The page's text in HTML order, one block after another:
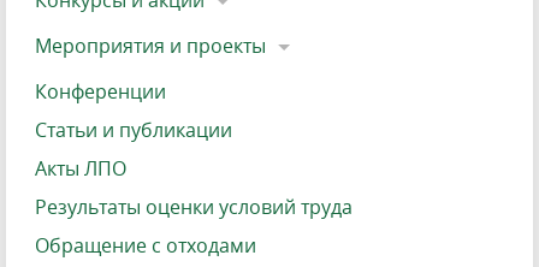
Мероприятия и проекты
Конференции
Статьи и публикации
Акты ЛПО
Результаты оценки условий труда
Обращение с отходами